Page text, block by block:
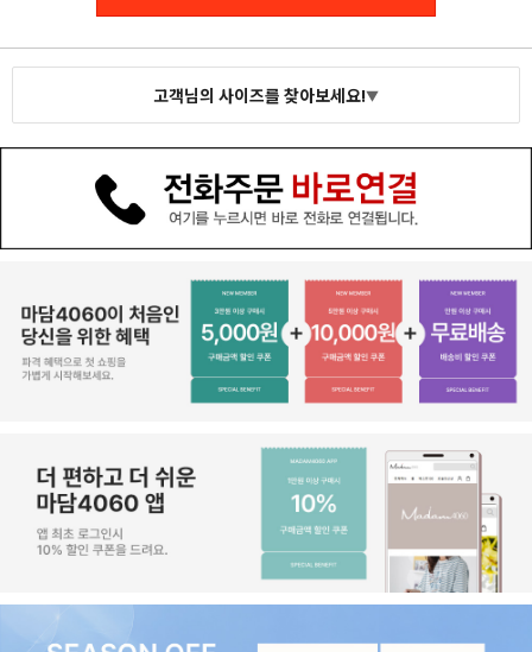
고객님의 사이즈를 찾아보세요!▼